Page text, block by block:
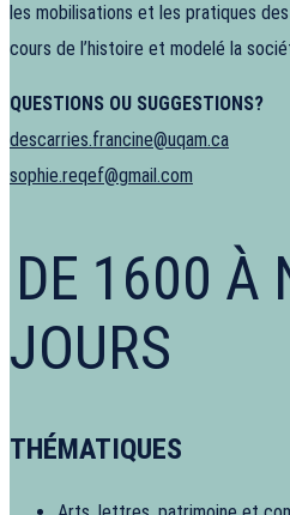
les mobilisations et les pratiques
cours de l’histoire et modelé la
QUESTIONS OU SUGGESTIONS?
descarries.francine@uqam.ca
sophie.reqef@gmail.com
DE 1600 À
JOURS
THÉMATIQUES